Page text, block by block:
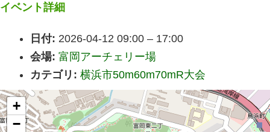
イベント詳細
日付: 2026-04-12 09:00 – 17:00
会場: 富岡アーチェリー場
カテゴリ: 横浜市50m60m70mR大会
+
−